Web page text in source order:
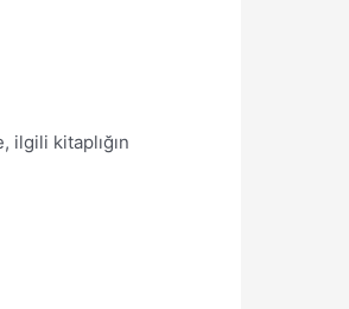
ilgili kitaplığın